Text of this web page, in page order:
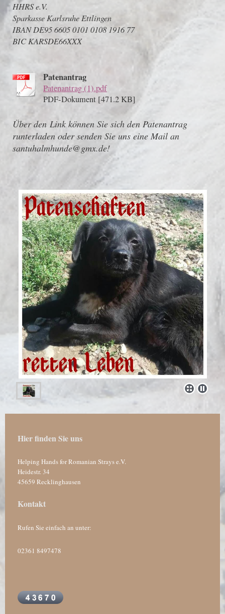
HHRS e.V.
Sparkasse Karlsruhe Ettlingen
IBAN DE95 6605 0101 0108 1916 77
BIC KARSDE66XXX
Patenantrag
Patenantrag (1).pdf
PDF-Dokument [471.2 KB]
Über den Link können Sie sich den Patenantrag
runterladen oder senden Sie uns eine Mail an
santuhalmhunde@gmx.de!
Hier finden Sie uns
Helping Hands for Romanian Strays e.V.
Heidestr.34
45659 Recklinghausen
Kontakt
Rufen Sie einfach an unter:
02361 8497478